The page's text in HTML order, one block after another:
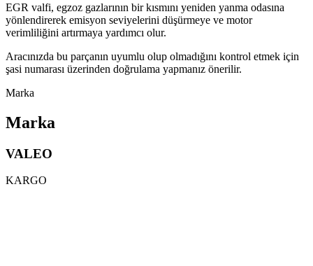
EGR valfi, egzoz gazlarının bir kısmını yeniden yanma odasına
yönlendirerek emisyon seviyelerini düşürmeye ve motor
verimliliğini artırmaya yardımcı olur.
Aracınızda bu parçanın uyumlu olup olmadığını kontrol etmek için
şasi numarası üzerinden doğrulama yapmanız önerilir.
Marka
Marka
VALEO
KARGO